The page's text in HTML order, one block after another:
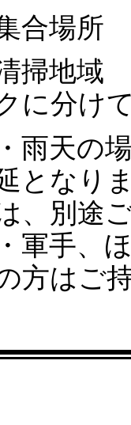
合場所
掃地域
に分け
・雨天の
となり
、別途
・軍手、
方はご